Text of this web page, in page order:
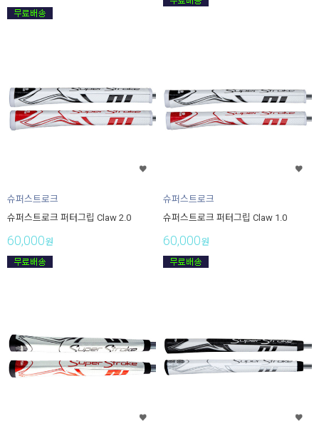
슈퍼스트로크
슈퍼스트로크 퍼터그립 Claw 2.0
60,000원
슈퍼스트로크
슈퍼스트로크 퍼터그립 Claw 1.0
60,000원